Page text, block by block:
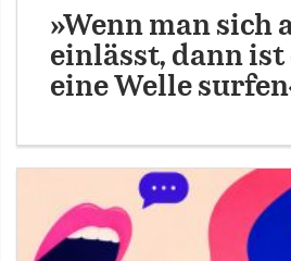
»Wenn man sich
einlässt, dann ist
eine Welle